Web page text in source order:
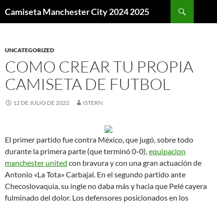
Camiseta Manchester City 2024 2025
UNCATEGORIZED
COMO CREAR TU PROPIA
CAMISETA DE FUTBOL
12 DE JULIO DE 2022 ISTERN
El primer partido fue contra México, que jugó, sobre todo
durante la primera parte (que terminó 0-0),equipacion
manchester united con bravura y con una gran actuación de
Antonio «La Tota» Carbajal. En el segundo partido ante
Checoslovaquia, su ingle no daba más y hacia que Pelé cayera
fulminado del dolor. Los defensores posicionados en los